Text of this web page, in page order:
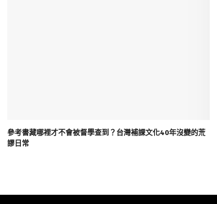
參考書藏哪裡才不會被督學查到？台灣補課文化40年沒變的荒
謬日常